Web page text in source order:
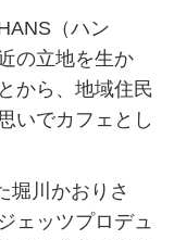
（ハン
の立地を生か
から、地域住民
いでカフェとし
堀川かおりさ
ェッツプロデュ